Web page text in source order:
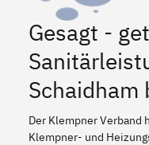
Gesagt -
Schaidham
Der Klempner
Klempner- und